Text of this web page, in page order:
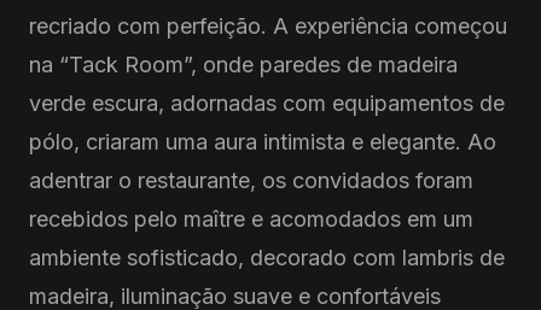
recriado com perfeição. A experiência começou
na “Tack Room”, onde paredes de madeira
verde escura, adornadas com equipamentos de
pólo, criaram uma aura intimista e elegante. Ao
adentrar o restaurante, os convidados foram
recebidos pelo maître e acomodados em um
ambiente sofisticado, decorado com lambris de
madeira, iluminação suave e confortáveis